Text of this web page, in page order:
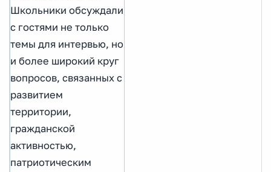
Школьники обсуждали
с гостями не только
темы для интервью, но
и более широкий круг
вопросов, связанных с
развитием
территории,
гражданской
активностью,
патриотическим